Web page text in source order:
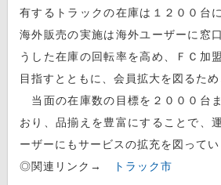
有するトラックの在庫は１２００台
海外販売の実施は海外ユーザーに窓
うした在庫の回転率を高め、ＦＣ加
目指すとともに、会員拡大を図るため
当面の在庫数の目標を２０００台
おり、品揃えを豊富にすることで、
ーザーにもサービスの拡充を図ってい
◎関連リンク→
トラック市